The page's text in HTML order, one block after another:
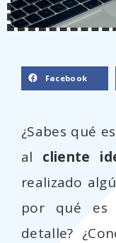
Facebook
¿Sabes qué
al cliente
realizado
por qué es
detalle?